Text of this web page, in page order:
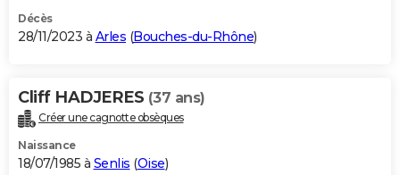
S'inscrire
Se connecter
Lycées
Collèges
Primaires
Universités
Entreprises
Service militaire
Avis de recherche
AVIS DE DÉCÈS
Bricolage
Lifestyle
Culture
Sport
Auto
Television
Voyage
Cinema
Décès
28/11/2023 à Arles (Bouches-du-Rhône)
Cliff HADJERES (37 ans)
Créer une cagnotte obsèques
Naissance
18/07/1985 à Senlis (Oise)